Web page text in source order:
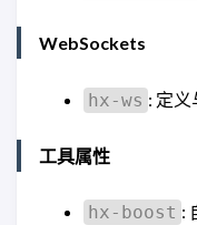
WebSockets
hx-ws : 定义
工具属性
hx-boost :